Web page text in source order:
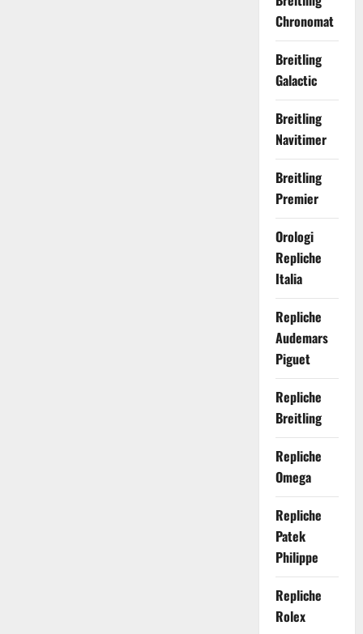
Chronomat
Breitling
Galactic
Breitling
Navitimer
Breitling
Premier
Orologi
Repliche
Italia
Repliche
Audemars
Piguet
Repliche
Breitling
Repliche
Omega
Repliche
Patek
Philippe
Repliche
Rolex